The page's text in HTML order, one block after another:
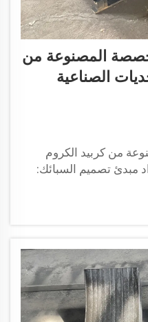
المصنوعة من
الصناعية
من كربيد الكروم
مبدئ تصميم السبائك:
الكروم، ومتانة
يعتمد نجاح لوحة
على...